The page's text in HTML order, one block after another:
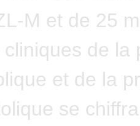
M et de 25
de la
et de la
se